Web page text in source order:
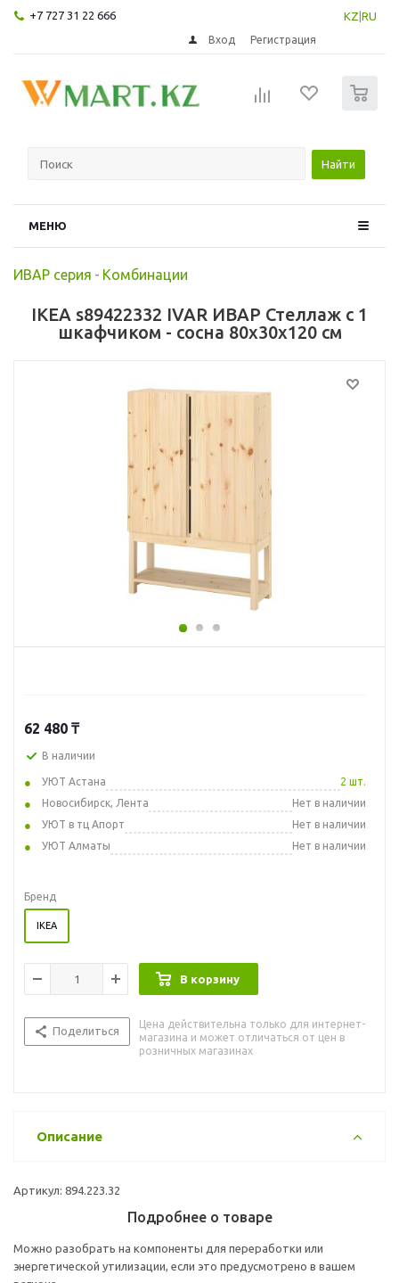
+7 727 31 22 666 KZ RU
Вход Регистрация
Найти
МЕНЮ
ИВАР серия - Комбинации
IKEA s89422332 IVAR ИВАР Стеллаж с 1
шкафчиком - сосна 80x30x120 см
62 480 ₸
В наличии
УЮТ Астана
2 шт.
Новосибирск, Лента
Нет в наличии
УЮТ в тц Апорт
Нет в наличии
УЮТ Алматы
Нет в наличии
Бренд
IKEA
В корзину
Поделиться
Цена действительна только для интернет-
магазина и может отличаться от цен в
розничных магазинах
Описание
Артикул: 894.223.32
Подробнее о товаре
Можно разобрать на компоненты для переработки или
энергетической утилизации, если это предусмотрено в вашем